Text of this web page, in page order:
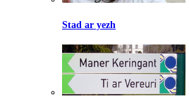
Stad ar yezh